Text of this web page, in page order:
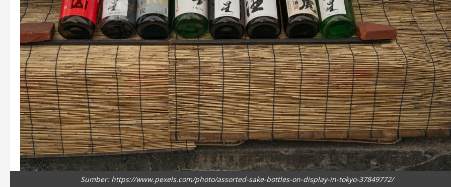
Sumber: https://www.pexels.com/photo/assorted-sake-bottles-on-display-in-tokyo-37849772/